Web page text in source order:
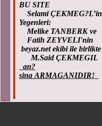
BU SITE
Selami ÇEKMEG?L’in
Yegenleri:
Melike TANBERK ve
Fatih ZEYVELI'nin
beyaz.net ekibi ile birlikte
M.Said ÇEKMEGIL
an?
sina ARMAGANIDIR!